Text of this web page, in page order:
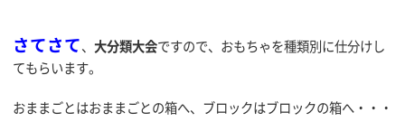
さてさて、 大分類大会ですので、おもちゃを種類別に仕分けし
てもらいます。
おままごとはおままごとの箱へ、ブロックはブロックの箱へ・・・